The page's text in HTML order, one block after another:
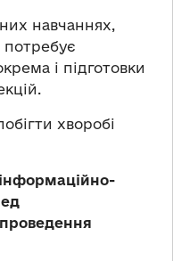
навчаннях,
потребує
і підготовки
хворобі